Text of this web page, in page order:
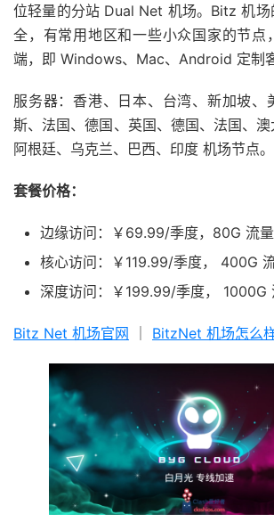
位轻量的分站 Dual Net 机场。Bitz 机场
全，有常用地区和一些小众国家的节点
端，即 Windows、Mac、Android 定制客
服务器：香港、日本、台湾、新加坡、
斯、法国、德国、英国、德国、法国、澳
阿根廷、乌克兰、巴西、印度 机场节点。
套餐价格：
边缘访问：￥69.99/季度，80G 流
核心访问：￥119.99/季度， 400G
深度访问：￥199.99/季度， 1000G
Bitz Net 机场官网 BitzNet 机场怎么样